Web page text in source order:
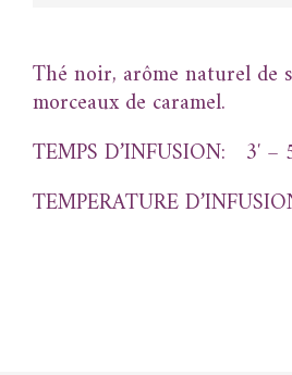
Thé noir, arôme naturel de
morceaux de caramel.
TEMPS D’INFUSION: 3′ –
TEMPERATURE